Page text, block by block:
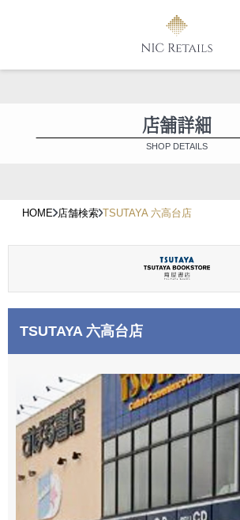
店舗詳細
SHOP DETAILS
HOME 店舗検索 TSUTAYA 六高台店
TSUTAYA 六高台店